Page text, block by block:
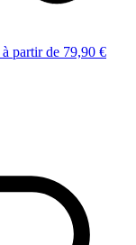
à partir de 79,90 €